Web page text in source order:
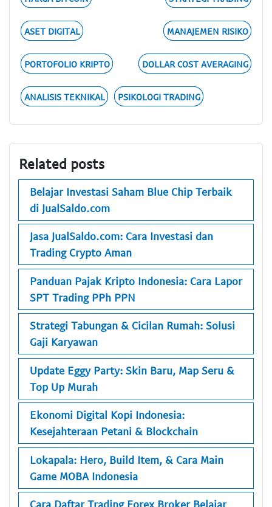
ASET DIGITAL MANAJEMEN RISIKO
PORTOFOLIO KRIPTO DOLLAR COST AVERAGING
ANALISIS TEKNIKAL PSIKOLOGI TRADING
Related posts
Belajar Investasi Saham Blue Chip Terbaik
di JualSaldo.com
Jasa JualSaldo.com: Cara Investasi dan
Trading Crypto Aman
Panduan Pajak Kripto Indonesia: Cara Lapor
SPT Trading PPh PPN
Strategi Tabungan & Cicilan Rumah: Solusi
Gaji Karyawan
Update Eggy Party: Skin Baru, Map Seru &
Top Up Murah
Ekonomi Digital Kopi Indonesia:
Kesejahteraan Petani & Blockchain
Lokapala: Hero, Build Item, & Cara Main
Game MOBA Indonesia
Cara Daftar Trading Forex Broker Belajar